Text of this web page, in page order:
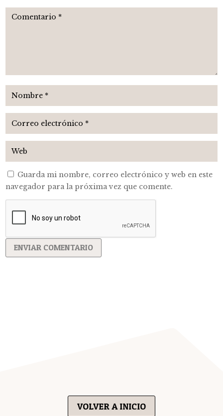
Guarda mi nombre, correo electrónico y web en este
navegador para la próxima vez que comente.
ENVIAR COMENTARIO
VOLVER A INICIO